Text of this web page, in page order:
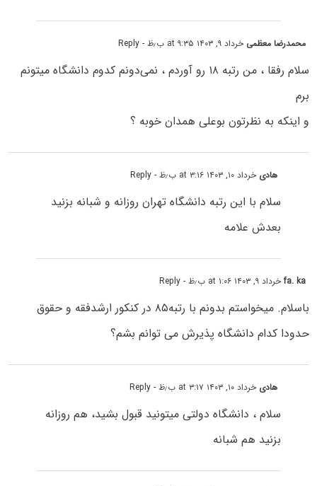
محمدرضا معظمی خرداد ۹, ۱۴۰۳ at ۹:۳۵ ب٫ظ - Reply
سلام رفقا ، من رتبه ۱۸ رو آوردم ، نمی‌دونم کدوم دانشگاه میتونم
برم
و اینکه به نظرتون بوعلی همدان خوبه ؟
هادی خرداد ۱۰, ۱۴۰۳ at ۳:۱۶ ب٫ظ - Reply
سلام با این رتبه دانشگاه تهران روزانه و شبانه بزنید
بعدش علامه
fa. kaخرداد ۹, ۱۴۰۳ at ۱:۰۶ ب٫ظ - Reply
باسلام. میخواستم بدونم با رتبه۸۵ در کنکور ارشدفقه و حقوق
حدودا کدام دانشگاه پذیرش می توانم بشم؟
هادی خرداد ۱۰, ۱۴۰۳ at ۳:۱۷ ب٫ظ - Reply
سلام ، دانشگاه دولتی میتونید قبول بشید، هم روزانه
بزنید هم شبانه